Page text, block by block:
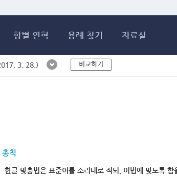
항별 연혁 용례 찾기 자료실
3. 28.) 비교하기
칙
한글 맞춤법은 표준어를 소리대로 적되, 어법에 맞도록 함